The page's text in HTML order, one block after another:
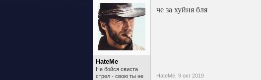
HateMe
Не бойся свиста
стрел - свою ты не
че за хуйня бля
HateMe, 9 окт 2019